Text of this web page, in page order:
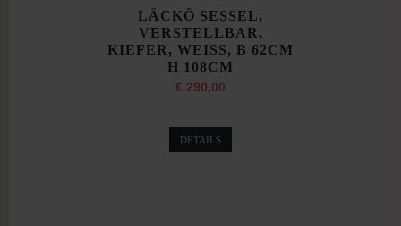
LÄCKÖ SESSEL,
VERSTELLBAR,
KIEFER, WEISS, B 62CM
H 108CM
€ 290,00
DETAILS